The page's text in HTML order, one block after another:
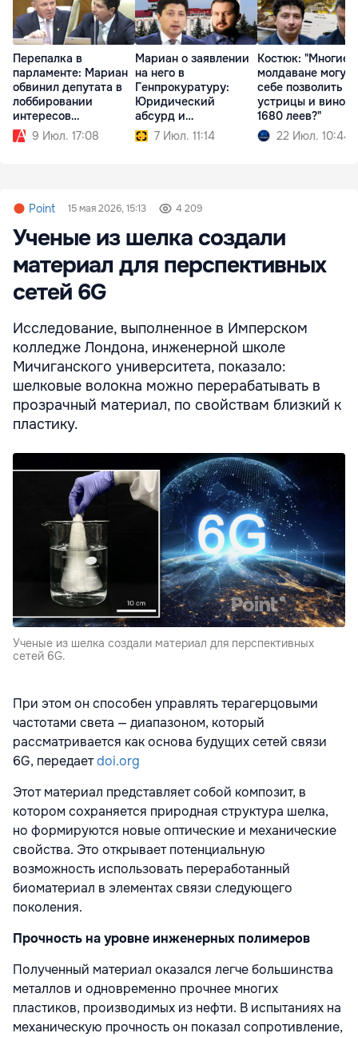
Перепалка в
парламенте: Мариан
обвинил депутата в
лоббировании
интересов
Moldovagaz
9 Июл. 17:08
Мариан о заявлении
на него в
Генпрокуратуру:
Юридический
абсурд и
политический PR
7 Июл. 11:14
Костюк: "Многие
молдаване могут
себе позволить
устрицы и вино
1680 леев?"
22 Июл. 10:44
Point 15 мая 2026, 15:13 4 209
Ученые из шелка создали
материал для перспективных
сетей 6G
Исследование, выполненное в Имперском
колледже Лондона, инженерной школе
Мичиганского университета, показало:
шелковые волокна можно перерабатывать в
прозрачный материал, по свойствам близкий к
пластику.
Ученые из шелка создали материал для перспективных
сетей 6G.
При этом он способен управлять терагерцовыми
частотами света — диапазоном, который
рассматривается как основа будущих сетей связи
6G, передаетdoi.org
Этот материал представляет собой композит, в
котором сохраняется природная структура шелка,
но формируются новые оптические и механические
свойства. Это открывает потенциальную
возможность использовать переработанный
биоматериал в элементах связи следующего
поколения.
Прочность на уровне инженерных полимеров
Полученный материал оказался легче большинства
металлов и одновременно прочнее многих
пластиков, производимых из нефти. В испытаниях на
механическую прочность он показал сопротивление,